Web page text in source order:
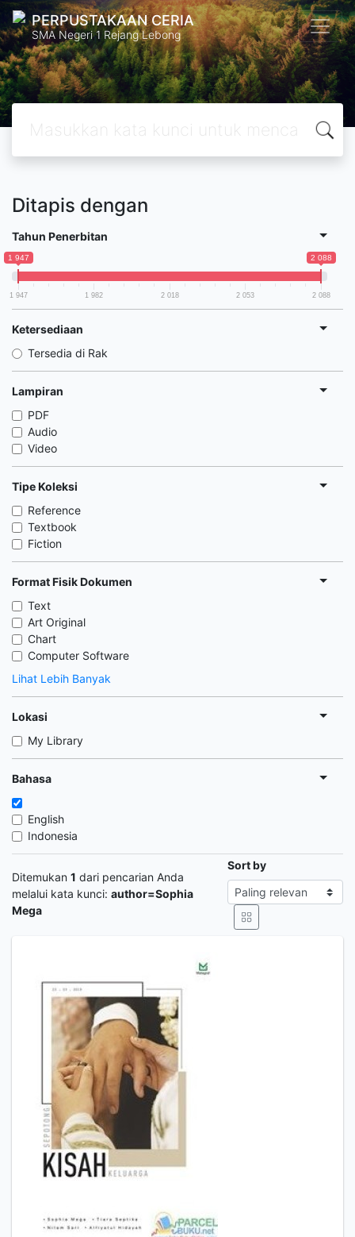
PERPUSTAKAAN CERIA
SMA Negeri 1 Rejang Lebong
Ditapis dengan
Tahun Penerbitan
1 947 2 088
1 947 1 982 2 018 2 053 2 088
Ketersediaan
Tersedia di Rak
Lampiran
PDF
Audio
Video
Tipe Koleksi
Reference
Textbook
Fiction
Format Fisik Dokumen
Text
Art Original
Chart
Computer Software
Lihat Lebih Banyak
Lokasi
My Library
Bahasa
English
Indonesia
Ditemukan 1 dari pencarian Anda
melalui kata kunci: author=Sophia
Mega
Sort by